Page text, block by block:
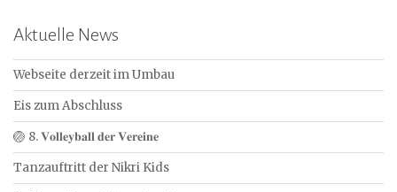
Aktuelle News
Webseite derzeit im Umbau
Eis zum Abschluss
🏐 8. 𝐕𝐨𝐥𝐥𝐞𝐲𝐛𝐚𝐥𝐥 𝐝𝐞𝐫 𝐕𝐞𝐫𝐞𝐢𝐧𝐞
Tanzauftritt der Nikri Kids